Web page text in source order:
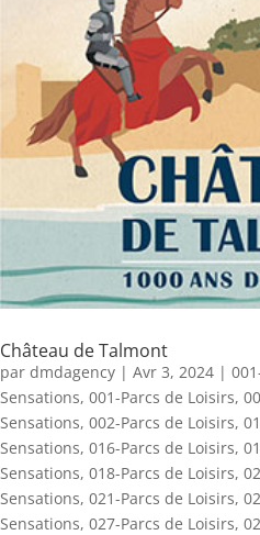
Château de Talmont
par dmdagency | Avr 3, 2024 |
Sensations, 001-Parcs de Loisirs,
Sensations, 002-Parcs de Loisirs,
Sensations, 016-Parcs de Loisirs,
Sensations, 018-Parcs de Loisirs,
Sensations, 021-Parcs de Loisirs,
Sensations, 027-Parcs de Loisirs,